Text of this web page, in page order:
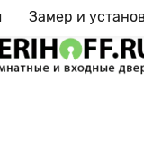
Замер и